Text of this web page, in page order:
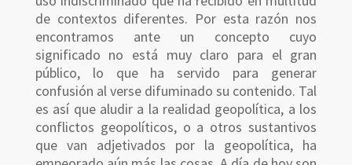
de contextos diferentes. Por esta razón nos
encontramos ante un concepto cuyo
significado no está muy claro para el gran
público, lo que ha servido para generar
confusión al verse difuminado su contenido. Tal
es así que aludir a la realidad geopolítica, a los
conflictos geopolíticos, o a otros sustantivos
que van adjetivados por la geopolítica, ha